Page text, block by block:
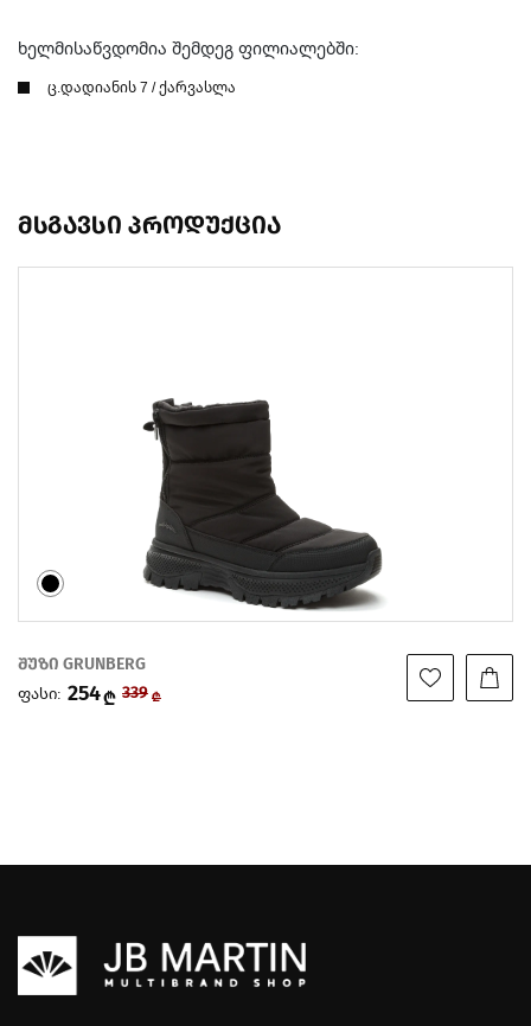
ხელმისაწვდომია შემდეგ ფილიალებში:
ც.დადიანის 7 / ქარვასლა
მსგავსი პროდუქცია
შუზი GRUNBERG
ფასი: 254₾ 339 ₾